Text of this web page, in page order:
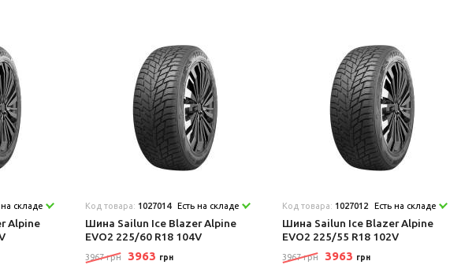
на складе
Alpine
Код товара: 1027014 Есть на складе
Шина Sailun Ice Blazer Alpine
EVO2 225/60 R18 104V
3967 грн 3963 грн
Код товара: 1027012 Есть на складе
Шина Sailun Ice Blazer Alpine
EVO2 225/55 R18 102V
3967 грн 3963 грн